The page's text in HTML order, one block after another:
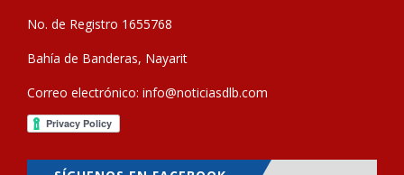
No. de Registro 1655768
Bahía de Banderas, Nayarit
Correo electrónico: info@noticiasdlb.com